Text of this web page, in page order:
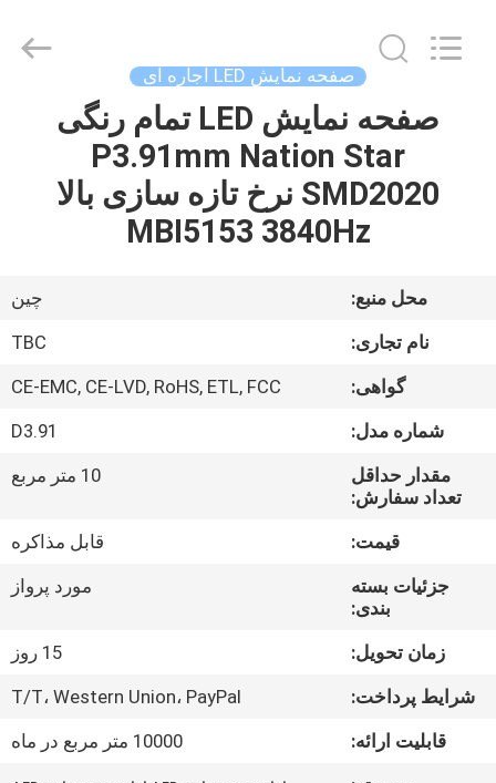
محصولات
دربارهی
کارخانه
تور
کنترل
اخبار
Creation
Limited.
صفحه نمایش LED اجاره ای
صفحه نمایش LED تمام رنگی
P3.91mm Nation Star
SMD2020 نرخ تازه سازی بالا
MBI5153 3840Hz
محل منبع:
چین
نام تجاری:
TBC
گواهی:
CE-EMC, CE-LVD, RoHS, ETL, FCC
شماره مدل:
D3.91
مقدار حداقل
تعداد سفارش:
10 متر مربع
قیمت:
قابل مذاکره
جزئیات بسته
بندی:
مورد پرواز
زمان تحویل:
15 روز
شرایط پرداخت:
T/T، Western Union، PayPal
قابلیت ارائه:
10000 متر مربع در ماه